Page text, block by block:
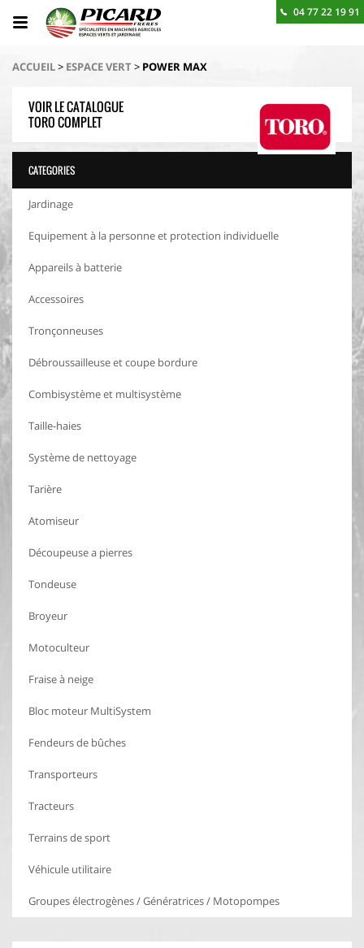
BESOIN D'UN RENSEIGNEMENT ? CONTACTEZ-NOUS
04 77 22 19 91
ACCUEIL> ESPACE VERT> POWER MAX
VOIR LE CATALOGUE
TORO COMPLET
CATEGORIES
Jardinage
Equipement à la personne et protection individuelle
Appareils à batterie
Accessoires
Tronçonneuses
Débroussailleuse et coupe bordure
Combisystème et multisystème
Taille-haies
Système de nettoyage
Tarière
Atomiseur
Découpeuse a pierres
Tondeuse
Broyeur
Motoculteur
Fraise à neige
Bloc moteur MultiSystem
Fendeurs de bûches
Transporteurs
Tracteurs
Terrains de sport
Véhicule utilitaire
Groupes électrogènes / Génératrices / Motopompes